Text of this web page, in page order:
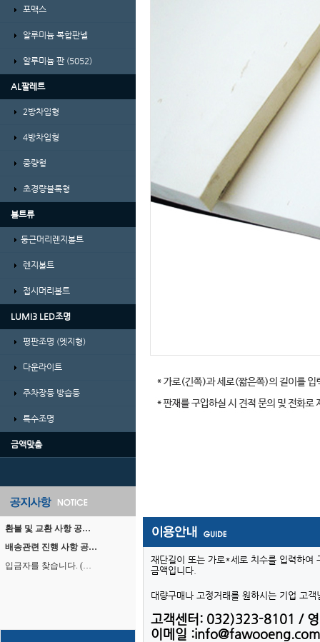
포맥스
알루미늄 복합판넬
알루미늄 판 (5052)
AL팔레트
2방차입형
4방차입형
중량형
초경량블록형
볼트류
둥근머리렌지볼트
렌지볼트
접시머리볼트
LUMI3 LED조명
평판조명 (엣지형)
다운라이트
주차장등 방습등
특수조명
금액맞춤
환불 및 교환 사항 공…
배송관련 진행 사항 공…
입금자를 찾습니다. (…
재단길이 또는 가로*세로 치수를 입력하여
금액입니다.
대량구매나 고정거래를 원하시는 기업 고
고객센터: 032)323-8101 /
이메일 :info@fawooeng.com